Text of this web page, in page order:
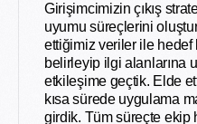
Girişimcimizin çıkış
uyumu süreçlerini
ettiğimiz veriler ile
belirleyip ilgi alanlarına
etkileşime geçtik. Elde
kısa sürede uygulama
girdik. Tüm süreçte ekip